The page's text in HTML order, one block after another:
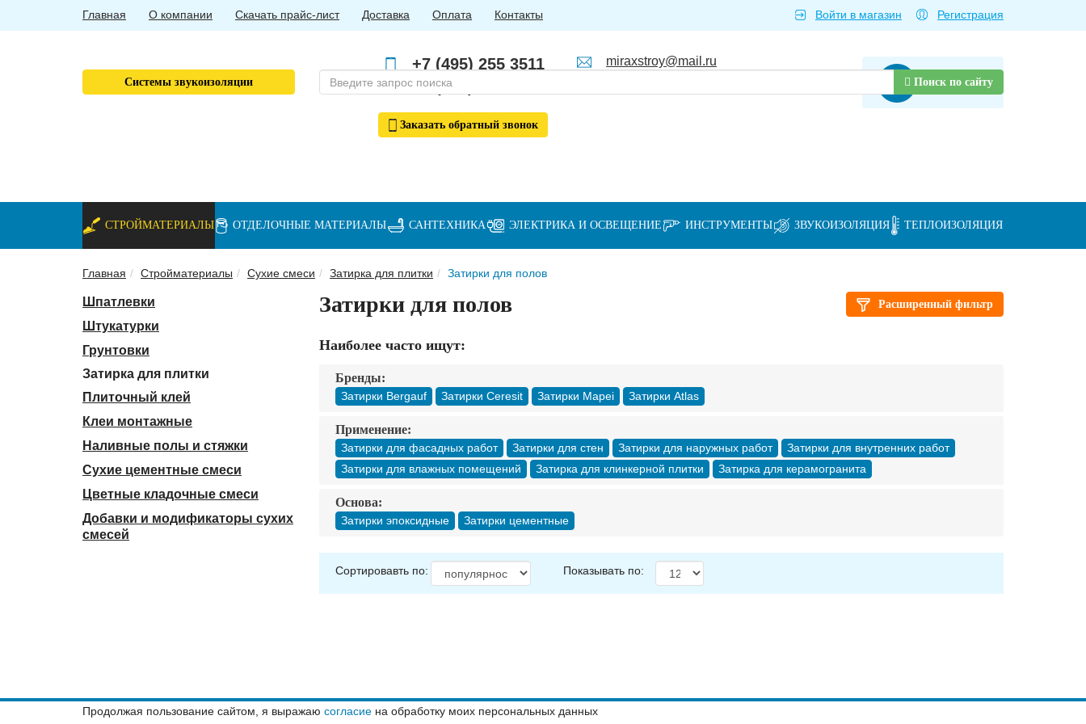
СТРОЙМАТЕРИАЛЫ ОТДЕЛОЧНЫЕ МАТЕРИАЛЫ САНТЕХНИКА ЭЛЕКТРИКА И ОСВЕЩЕНИЕ ИНСТРУМЕНТЫ ЗВУКОИЗОЛЯЦИЯ ТЕПЛОИЗОЛЯЦИЯ
Главная О компании Скачать прайс-лист Доставка Оплата Контакты Войти в магазин Регистрация
Товаров нет
+7 (495) 255 3511
+7 (985) 762 4123
Заказать обратный звонок
miraxstroy@mail.ru
Системы звукоизоляции Поиск по сайту
Главная Стройматериалы Сухие смеси Затирка для плитки Затирки для полов
Шпатлевки
Штукатурки
Грунтовки
Затирка для плитки
Плиточный клей
Клеи монтажные
Наливные полы и стяжки
Сухие цементные смеси
Цветные кладочные смеси
Добавки и модификаторы сухих
смесей
Расширенный фильтр
Затирки для полов
Наиболее часто ищут:
Бренды:
Затирки Bergauf Затирки Ceresit Затирки Mapei Затирки Atlas
Применение:
Затирки для фасадных работ Затирки для стен Затирки для наружных работ
Затирки для внутренних работ
Затирки для влажных помещений
Затирка для клинкерной плитки Затирка для керамогранита
Основа:
Затирки эпоксидные Затирки цементные
Сортировавть по: Показывать по:
Продолжая пользование сайтом, я выражаю согласие на обработку моих персональных данных